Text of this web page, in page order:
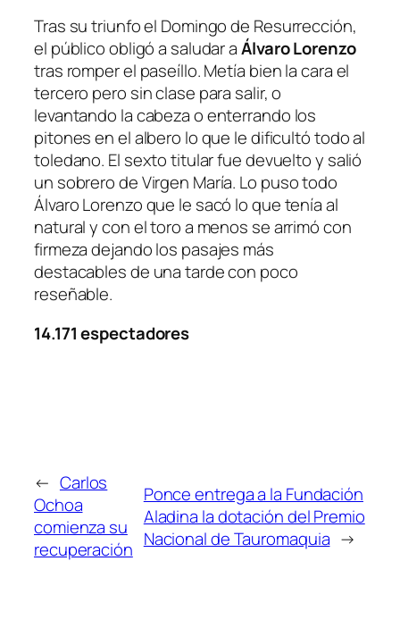
Tras su triunfo el Domingo de Resurrección,
el público obligó a saludar aÁlvaro Lorenzo
tras romper el paseíllo. Metía bien la cara el
tercero pero sin clase para salir, o
levantando la cabeza o enterrando los
pitones en el albero lo que le dificultó todo al
toledano. El sexto titular fue devuelto y salió
un sobrero de Virgen María. Lo puso todo
Álvaro Lorenzo que le sacó lo que tenía al
natural y con el toro a menos se arrimó con
firmeza dejando los pasajes más
destacables de una tarde con poco
reseñable.
14.171 espectadores
← Carlos
Ochoa
comienza su
recuperación
Ponce entrega a la Fundación
Aladina la dotación del Premio
Nacional de Tauromaquia →